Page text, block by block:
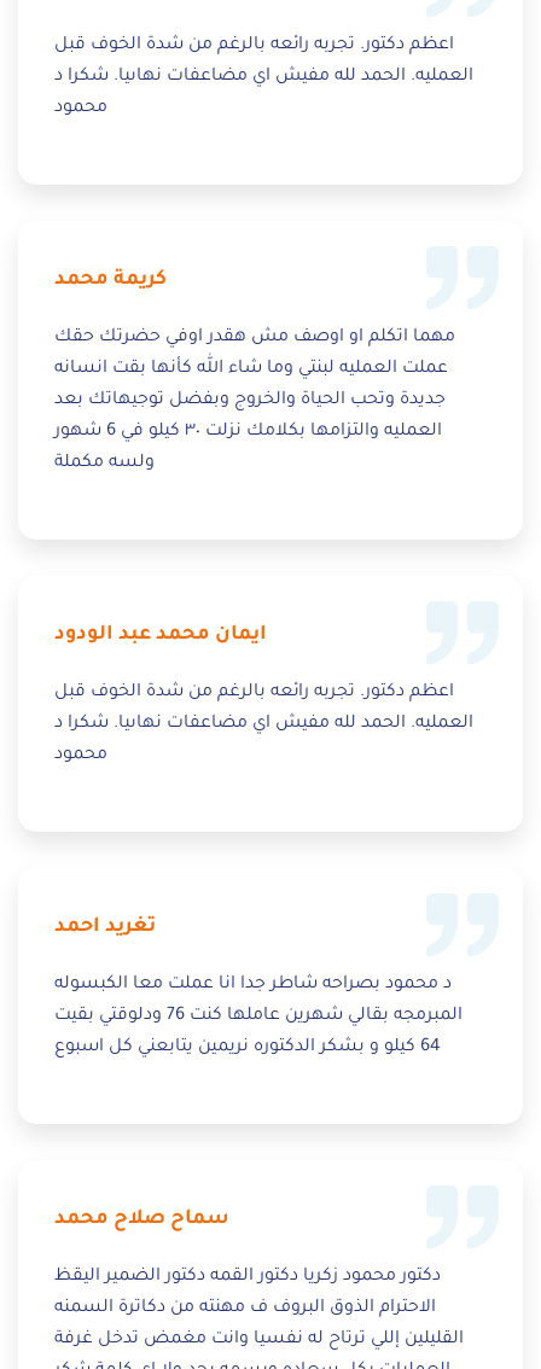
اعظم دكتور. تجربه رائعه بالرغم من شدة الخوف قبل
العمليه. الحمد لله مفيش اي مضاعفات نهاىيا. شكرا د
محمود
كريمة محمد
مهما اتكلم او اوصف مش هقدر اوفي حضرتك حقك
عملت العمليه لبنتي وما شاء الله كأنها بقت انسانه
جديدة وتحب الحياة والخروج وبفضل توجيهاتك بعد
العمليه والتزامها بكلامك نزلت ٣٠ كيلو في 6 شهور
ولسه مكملة
ايمان محمد عبد الودود
اعظم دكتور. تجربه رائعه بالرغم من شدة الخوف قبل
العمليه. الحمد لله مفيش اي مضاعفات نهاىيا. شكرا د
محمود
تغريد احمد
د محمود بصراحه شاطر جدا انا عملت معا الكبسوله
المبرمجه بقالي شهرين عاملها كنت 76 ودلوقتي بقيت
64 كيلو و بشكر الدكتوره نريمين يتابعني كل اسبوع
سماح صلاح محمد
دكتور محمود زكريا دكتور القمه دكتور الضمير اليقظ
الاحترام الذوق البروف ف مهنته من دكاترة السمنه
القليلين إللي ترتاح له نفسيا وانت مغمض تدخل غرفة